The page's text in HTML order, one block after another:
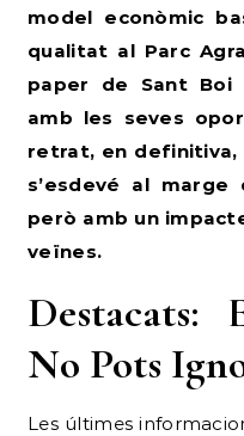
model econòmic
qualitat al Parc
paper de Sant Boi
amb les seves
retrat, en definitiva,
s’esdevé al
però amb un
veïnes.
No Pots
Les últimes